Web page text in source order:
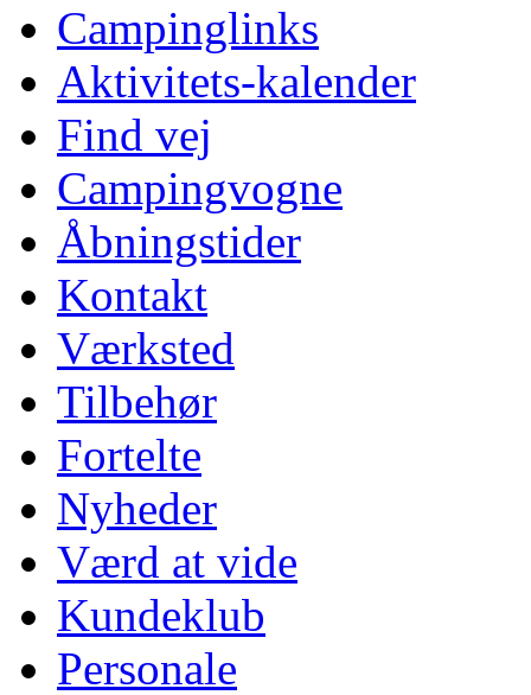
Campinglinks
Aktivitets-kalender
Find vej
Campingvogne
Åbningstider
Kontakt
Værksted
Tilbehør
Fortelte
Nyheder
Værd at vide
Kundeklub
Personale